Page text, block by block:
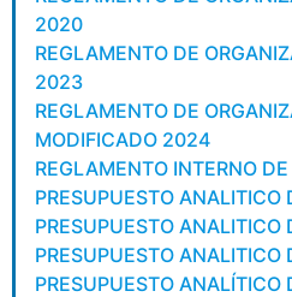
2020
REGLAMENTO DE
2023
REGLAMENTO DE
MODIFICADO 2024
REGLAMENTO INTERNO
PRESUPUESTO ANALITICO
PRESUPUESTO ANALITICO
PRESUPUESTO ANALITICO
PRESUPUESTO ANALÍTICO